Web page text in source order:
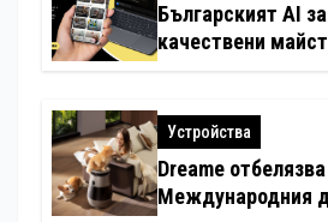
Българският AI
качествени
Устройства
Dreame отбелязва
Международния